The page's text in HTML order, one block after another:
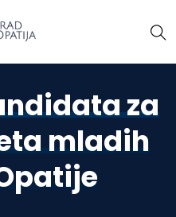
za
mladih